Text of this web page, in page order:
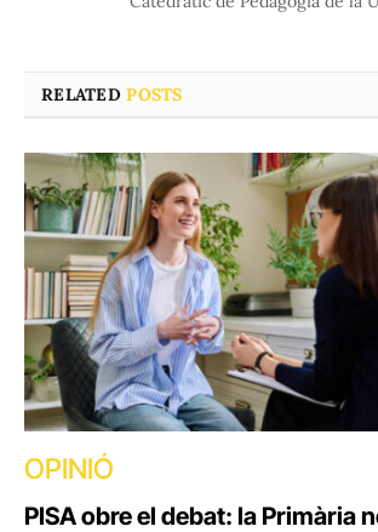
RELATEDPOSTS
OPINIÓ
PISA obre el debat: la Primària